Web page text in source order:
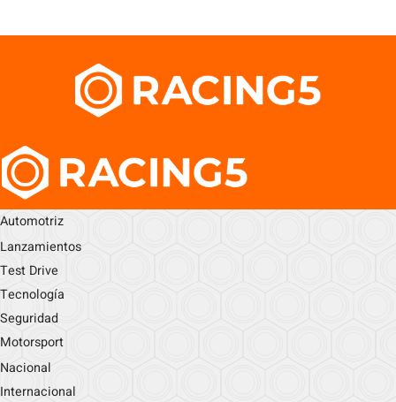
Automotriz
Lanzamientos
Test Drive
Tecnología
Seguridad
Motorsport
Nacional
Internacional